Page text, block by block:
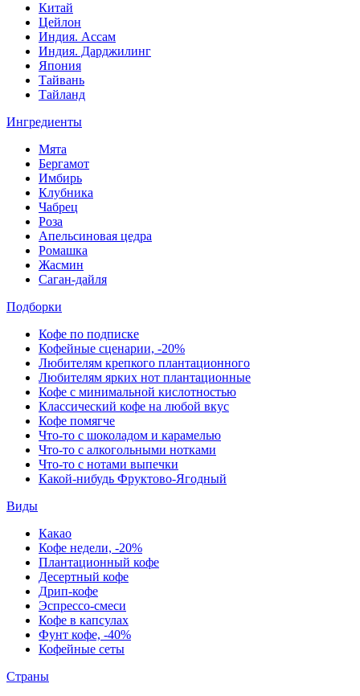
Китай
Цейлон
Индия. Ассам
Индия. Дарджилинг
Япония
Тайвань
Тайланд
Ингредиенты
Мята
Бергамот
Имбирь
Клубника
Чабрец
Роза
Апельсиновая цедра
Ромашка
Жасмин
Саган-дайля
Подборки
Кофе по подписке
Кофейные сценарии, -20%
Любителям крепкого плантационного
Любителям ярких нот плантационные
Кофе с минимальной кислотностью
Классический кофе на любой вкус
Кофе помягче
Что-то с шоколадом и карамелью
Что-то с алкогольными нотками
Что-то с нотами выпечки
Какой-нибудь Фруктово-Ягодный
Виды
Какао
Кофе недели, -20%
Плантационный кофе
Десертный кофе
Дрип-кофе
Эспрессо-смеси
Кофе в капсулах
Фунт кофе, -40%
Кофейные сеты
Страны